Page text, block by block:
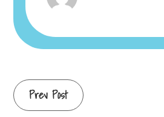
Prev Post